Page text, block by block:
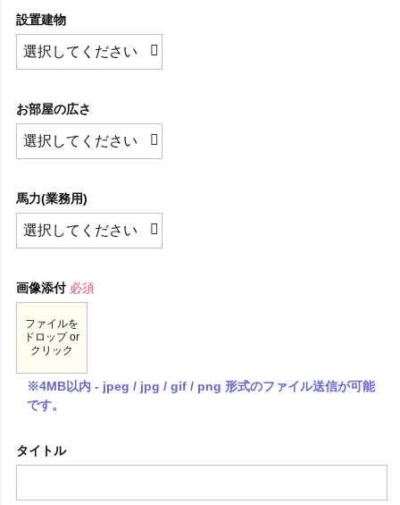
設置建物
お部屋の広さ
馬力(業務用)
画像添付 必須
ファイルを
ドロップ or
クリック
※4MB以内 - jpeg / jpg / gif / png 形式のファイル送信が可能
です。
タイトル